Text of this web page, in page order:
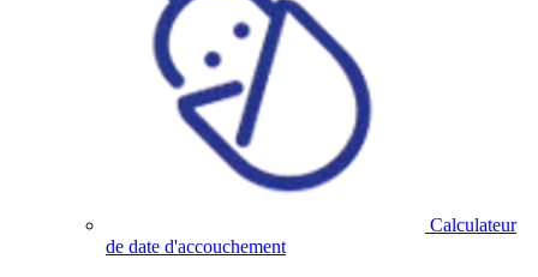
Calculateur
de date d'accouchement